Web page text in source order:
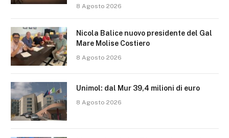
8 Agosto 2026
Nicola Balice nuovo presidente del Gal
Mare Molise Costiero
8 Agosto 2026
Unimol: dal Mur 39,4 milioni di euro
8 Agosto 2026